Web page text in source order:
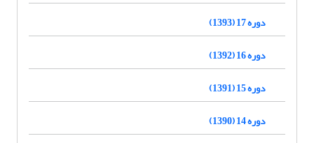
دوره 17 (1393)
دوره 16 (1392)
دوره 15 (1391)
دوره 14 (1390)